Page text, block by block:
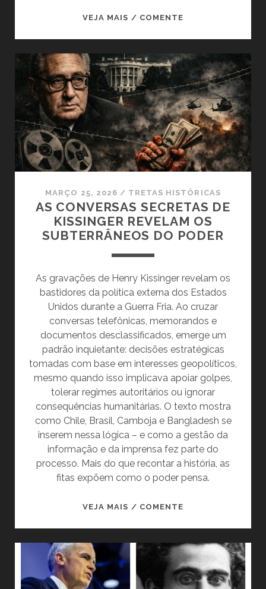
VEJA MAIS / COMENTEMAIO
QUANDO
JUVENTUDE
COLOCOU
O
MUNDO
EM
XEQUE
MARÇO 25, 2026 / TRETAS HISTÓRICAS
AS CONVERSAS SECRETAS DE
KISSINGER REVELAM OS
SUBTERRÂNEOS DO PODER
As gravações de Henry Kissinger revelam os
bastidores da política externa dos Estados
Unidos durante a Guerra Fria. Ao cruzar
conversas telefônicas, memorandos e
documentos desclassificados, emerge um
padrão inquietante: decisões estratégicas
tomadas com base em interesses geopolíticos,
mesmo quando isso implicava apoiar golpes,
tolerar regimes autoritários ou ignorar
consequências humanitárias. O texto mostra
como Chile, Brasil, Camboja e Bangladesh se
inserem nessa lógica – e como a gestão da
informação e da imprensa fez parte do
processo. Mais do que recontar a história, as
fitas expõem como o poder pensa.
VEJA MAIS / COMENTEAS
DE
KISSINGER
REVELAM